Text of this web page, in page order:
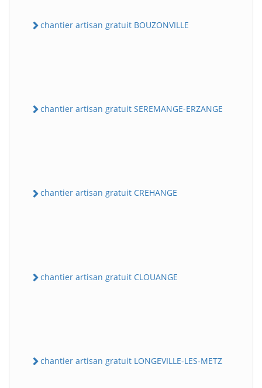
chantier artisan gratuit BOUZONVILLE
chantier artisan gratuit SEREMANGE-ERZANGE
chantier artisan gratuit CREHANGE
chantier artisan gratuit CLOUANGE
chantier artisan gratuit LONGEVILLE-LES-METZ